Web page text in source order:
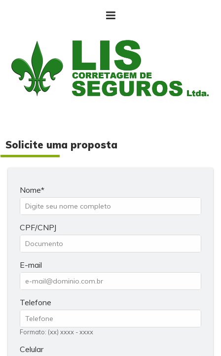
Solicite uma proposta
Nome
CPF/CNPJ
E-mail
Telefone
Formato: (xx) xxxx - xxxx
Celular